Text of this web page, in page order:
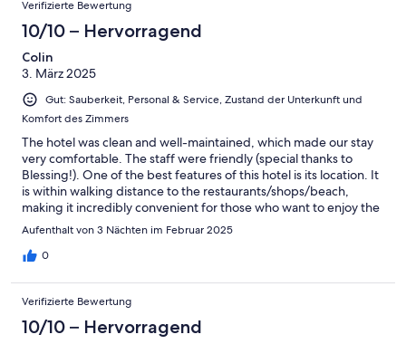
Verifizierte Bewertung
10/10 – Hervorragend
Colin
3. März 2025
Gut: Sauberkeit, Personal & Service, Zustand der Unterkunft und
Komfort des Zimmers
The hotel was clean and well-maintained, which made our stay
very comfortable. The staff were friendly (special thanks to
Blessing!). One of the best features of this hotel is its location. It
is within walking distance to the restaurants/shops/beach,
making it incredibly convenient for those who want to enjoy the
sun and camps bay.
Aufenthalt von 3 Nächten im Februar 2025
0
Verifizierte Bewertung
10/10 – Hervorragend